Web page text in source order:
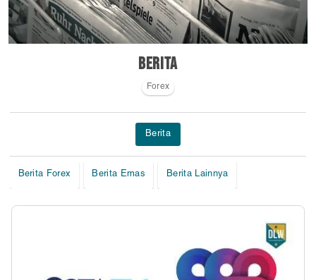
Berita
Forex
Berita
Berita Forex Berita Emas Berita Lainnya